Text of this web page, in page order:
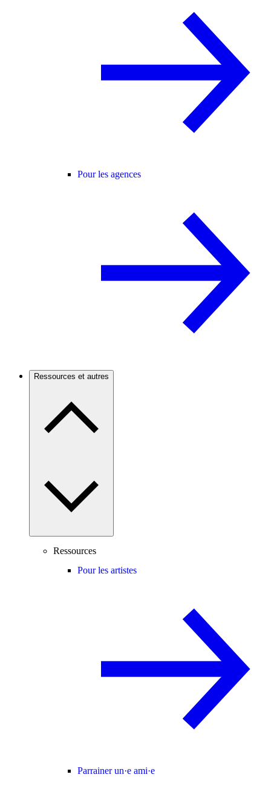
Pour les agences
Ressources et autres
Ressources
Pour les artistes
Parrainer un·e ami·e